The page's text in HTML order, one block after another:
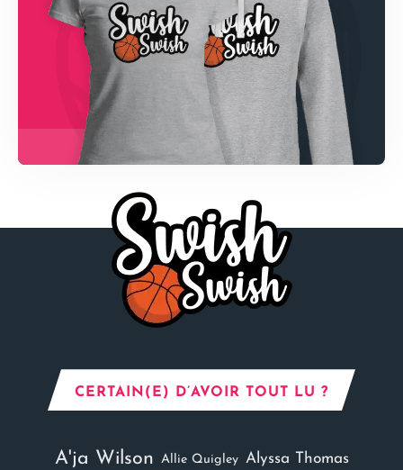
CERTAIN(E) D’AVOIR TOUT LU ?
A'ja Wilson Allie Quigley Alyssa Thomas